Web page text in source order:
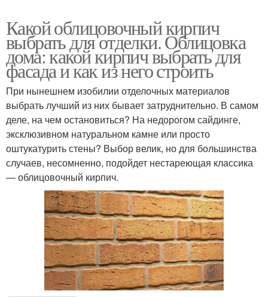
Какой облицовочный кирпич
выбрать для отделки. Облицовка
дома: какой кирпич выбрать для
фасада и как из него строить
При нынешнем изобилии отделочных материалов
выбрать лучший из них бывает затруднительно. В самом
деле, на чем остановиться? На недорогом сайдинге,
эксклюзивном натуральном камне или просто
оштукатурить стены? Выбор велик, но для большинства
случаев, несомненно, подойдет нестареющая классика
— облицовочный кирпич.